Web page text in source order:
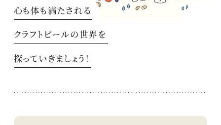
心も体も満たされる
クラフトビールの世界を
探っていきましょう！